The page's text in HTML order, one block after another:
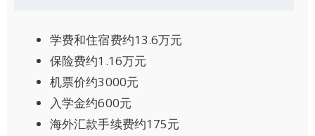
学费和住宿费约13.6万元
保险费约1.16万元
机票价约3000元
入学金约600元
海外汇款手续费约175元